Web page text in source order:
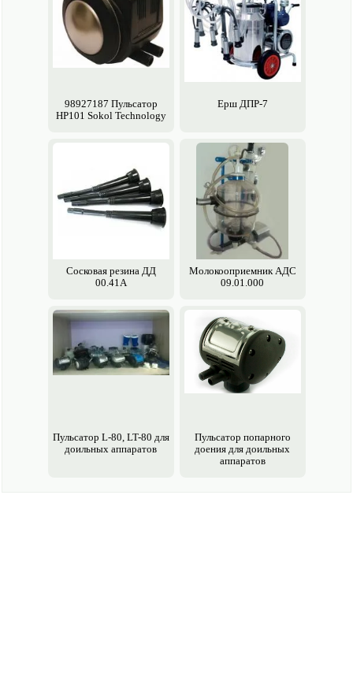
98927187 Пульсатор
HP101 Sokol Technology
Ерш ДПР-7
Сосковая резина ДД
00.41А
Молокооприемник АДС
09.01.000
Пульсатор L-80, LT-80 для
доильных аппаратов
Пульсатор попарного
доения для доильных
аппаратов